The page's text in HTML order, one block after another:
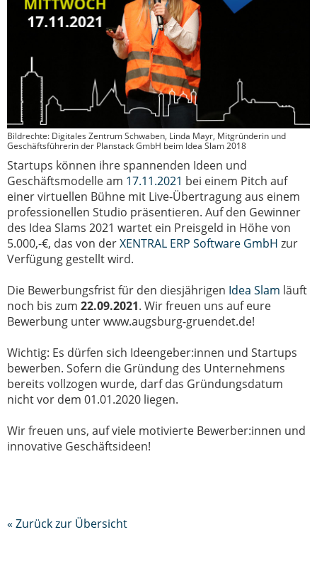
Bildrechte: Digitales Zentrum Schwaben, Linda Mayr, Mitgründerin und
Geschäftsführerin der Planstack GmbH beim Idea Slam 2018
Startups können ihre spannenden Ideen und
Geschäftsmodelle am 17.11.2021 bei einem Pitch auf
einer virtuellen Bühne mit Live-Übertragung aus einem
professionellen Studio präsentieren. Auf den Gewinner
des Idea Slams 2021 wartet ein Preisgeld in Höhe von
5.000,-€, das von derXENTRAL ERP Software GmbH zur
Verfügung gestellt wird.
Die Bewerbungsfrist für den diesjährigen Idea Slam läuft
noch bis zum 22.09.2021. Wir freuen uns auf eure
Bewerbung unter www.augsburg-gruendet.de!
Wichtig: Es dürfen sich Ideengeber:innen und Startups
bewerben. Sofern die Gründung des Unternehmens
bereits vollzogen wurde, darf das Gründungsdatum
nicht vor dem 01.01.2020 liegen.
Wir freuen uns, auf viele motivierte Bewerber:innen und
innovative Geschäftsideen!
« Zurück zur Übersicht